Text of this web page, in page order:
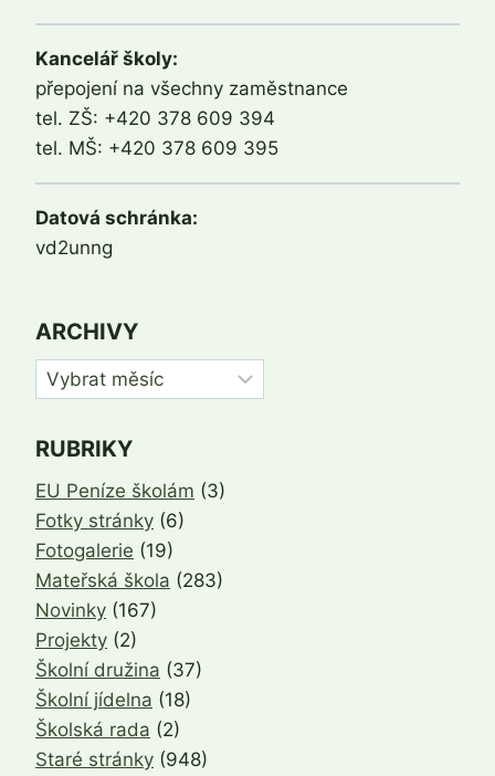
Kancelář školy:
přepojení na všechny zaměstnance
tel. ZŠ: +420 378 609 394
tel. MŠ: +420 378 609 395
Datová schránka:
vd2unng
ARCHIVY
Archivy
RUBRIKY
EU Peníze školám (3)
Fotky stránky (6)
Fotogalerie (19)
Mateřská škola (283)
Novinky (167)
Projekty (2)
Školní družina (37)
Školní jídelna (18)
Školská rada (2)
Staré stránky (948)